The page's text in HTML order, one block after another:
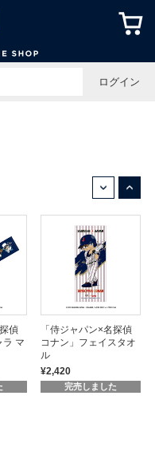
侍ジャパ
ログイン
偵
ラ マ
「侍ジャパン×名探偵
コナン」フェイスタオ
ル
¥2,420
完売しました